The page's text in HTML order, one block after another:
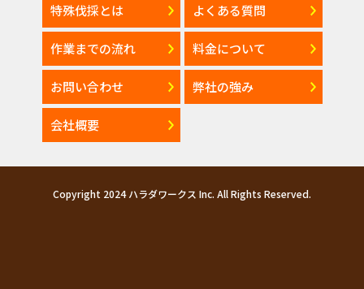
特殊伐採とは よくある質問
作業までの流れ 料金について
お問い合わせ 弊社の強み
会社概要
Copyright 2024 ハラダワークス Inc. All Rights Reserved.